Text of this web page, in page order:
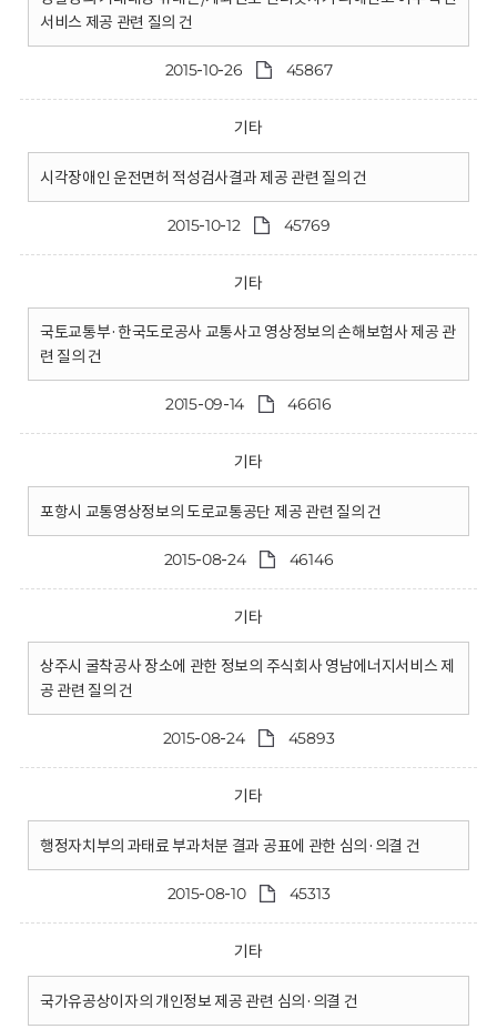
서비스 제공 관련 질의 건
2015-10-26 45867
기타
시각장애인 운전면허 적성검사결과 제공 관련 질의 건
2015-10-12 45769
기타
국토교통부·한국도로공사 교통사고 영상정보의 손해보험사 제공 관
련 질의 건
2015-09-14 46616
기타
포항시 교통영상정보의 도로교통공단 제공 관련 질의 건
2015-08-24 46146
기타
상주시 굴착공사 장소에 관한 정보의 주식회사 영남에너지서비스 제
공 관련 질의 건
2015-08-24 45893
기타
행정자치부의 과태료 부과처분 결과 공표에 관한 심의·의결 건
2015-08-10 45313
기타
국가유공상이자의 개인정보 제공 관련 심의·의결 건